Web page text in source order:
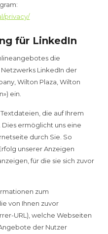
privacy/
für LinkedIn
die
LinkedIn der
Wilton Plaza, Wilton
ein.
die auf Ihrem
ermöglicht uns eine
durch Sie. So
unserer Anzeigen
für die sie sich zuvor
zum
von Ihnen zuvor
URL), welche Webseiten
der Nutzer